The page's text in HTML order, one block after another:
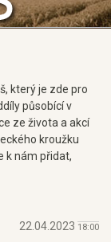
který je zde pro
působící v
ze života a akcí
kroužku
k nám přidat,
22.04.2023 18:00